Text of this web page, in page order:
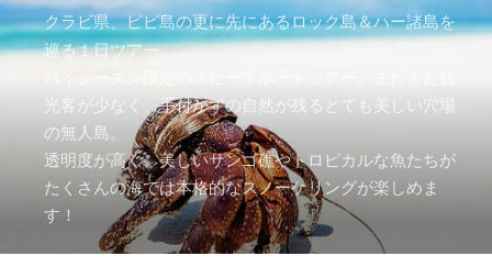
クラビ県、ピピ島の更に先にあるロック島＆ハー諸島を
巡る１日ツアー。
光客が少なく、手付かずの自然が残るとても美しい穴場
の無人島。
透明度が高く、美しいサンゴ礁やトロピカルな魚たちが
たくさんの海では本格的なスノーケリングが楽しめま
す！